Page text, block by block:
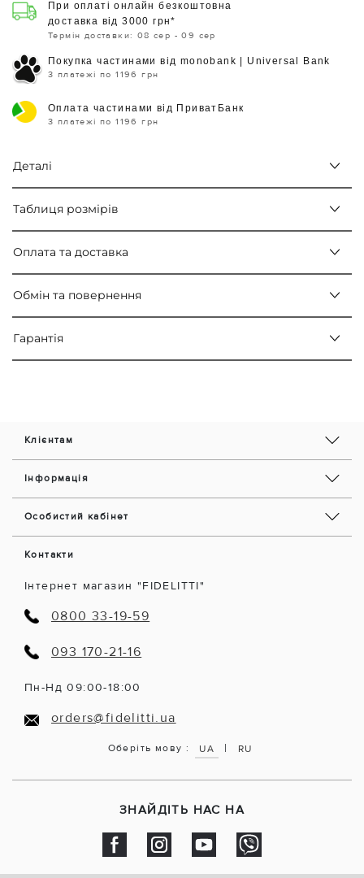
При оплаті онлайн безкоштовна
доставка від 3000 грн*
Термін доставки: 08 сер - 09 сер
Покупка частинами від monobank | Universal Bank
3 платежі по 1196 грн
Оплата частинами від ПриватБанк
3 платежі по 1196 грн
Деталі
Таблиця розмірів
Оплата та доставка
Обмін та повернення
Гарантія
Клієнтам
Інформація
Особистий кабінет
Контакти
Інтернет магазин "FIDELITTI"
0800 33-19-59
093 170-21-16
Пн-Нд 09:00-18:00
orders@fidelitti.ua
Оберіть мову : UA | RU
ЗНАЙДІТЬ НАС НА